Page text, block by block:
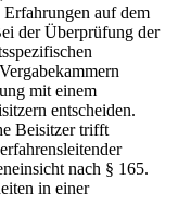
auf dem
der Überprüfung der
mit einem
entscheiden.
Beisitzer trifft
nach § 165.
in einer